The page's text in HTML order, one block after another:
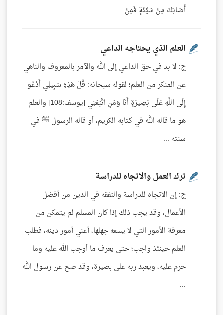
أَصَابَكَ مِنْ سَيِّئَةٍ فَمِنْ ...
العلم الذي يحتاجه الداعي
ج: لا بد في حق الداعي إلى الله والآمر بالمعروف والناهي
عن المنكر من العلم؛ لقوله سبحانه: قُلْ هَذِهِ سَبِيلِي أَدْعُو
إِلَى اللَّهِ عَلَى بَصِيرَةٍ أَنَا وَمَنِ اتَّبَعَنِي [يوسف:108] والعلم
هو ما قاله الله في كتابه الكريم، أو قاله الرسول ﷺ في
سنته ...
ترك العمل والاتجاه للدراسة
ج: إن الاتجاه للدراسة والتفقه في الدين من أفضل
الأعمال، وقد يجب ذلك إذا كان المسلم لم يتمكن من
معرفة الأمور التي لا يسعه جهلها، أعني أمور دينه، فطلب
العلم حينئذ واجب؛ حتى يعرف ما أوجب الله عليه وما
حرم عليه، ويعبد ربه على بصيرة، وقد صح عن رسول الله
...